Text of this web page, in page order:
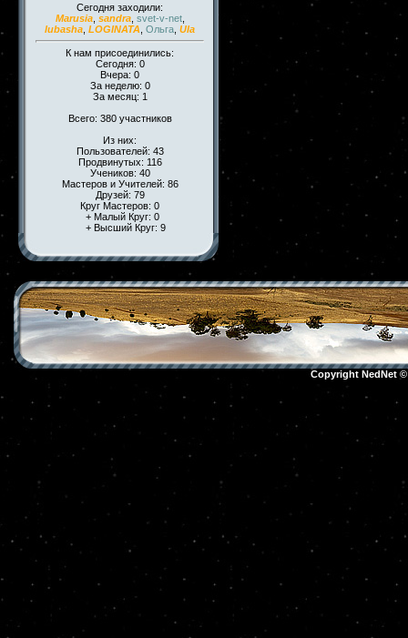
Сегодня заходили:
Marusia, sandra, svet-v-net,
lubasha LOGINATA Ольга Ula
К нам присоединились:
Сегодня: 0
Вчера: 0
За неделю: 0
За месяц: 1
Всего: 380 участников
Из них:
Пользователей: 43
Продвинутых: 116
Учеников: 40
Мастеров и Учителей: 86
Друзей: 79
Круг Мастеров: 0
+ Малый Круг: 0
+ Высший Круг: 9
Copyright NedNet